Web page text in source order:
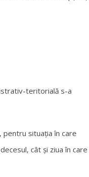
teritorială s-a
pentru situația în care
cât și ziua în care